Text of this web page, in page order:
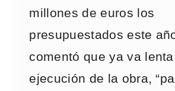
millones de euros los
presupuestados este
comentó que ya va
ejecución de la obra,